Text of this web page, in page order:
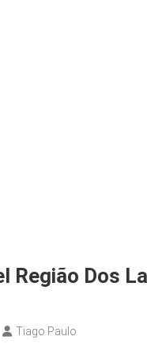
Região Dos
Tiago Paulo